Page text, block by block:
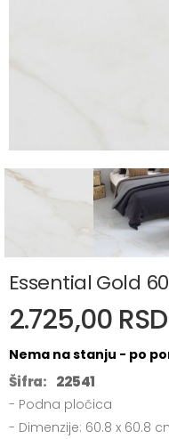
Essential Gold
2.725,00
Nema na stanju - po
Šifra: 22541
- Podna pločica
- Dimenzije: 60.8 x 60.8